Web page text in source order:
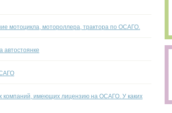
мотоцикла, мотороллера, трактора по ОСАГО.
автостоянке
компаний, имеющих лицензию на ОСАГО. У каких